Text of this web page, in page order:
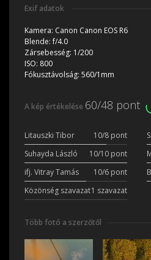
Exif adatok
Kamera: Canon Canon EOS R6
Blende:f/4.0
Zársebesség: 1/200
ISO: 800
Fókusztávolság: 560/1mm
A kép értékelése 60/48 pont
Litauszki Tibor 10/8 pont
Suhayda László
10/10 pont
ifj. Vitray Tamás
10/6 pont
Közönség szavazat1 szavazat
Több fotó a szerzőtől